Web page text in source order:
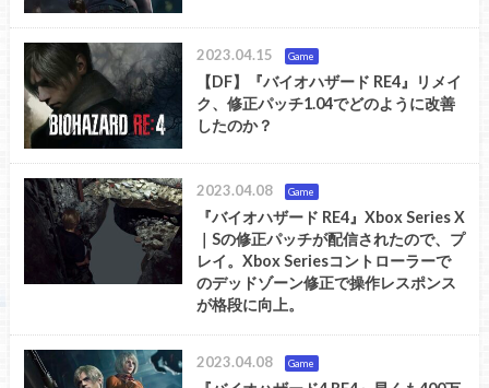
2023.04.15 Game
【DF】『バイオハザード RE4』リメイ
ク、修正パッチ1.04でどのように改善
したのか？
2023.04.08 Game
『バイオハザード RE4』Xbox Series X
｜Sの修正パッチが配信されたので、プ
レイ。Xbox Seriesコントローラーで
のデッドゾーン修正で操作レスポンス
が格段に向上。
2023.04.08 Game